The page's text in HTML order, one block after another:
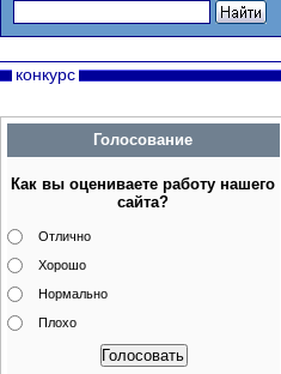
конкурс
Голосование
Как вы оцениваете работу нашего
сайта?
Отлично
Хорошо
Нормально
Плохо